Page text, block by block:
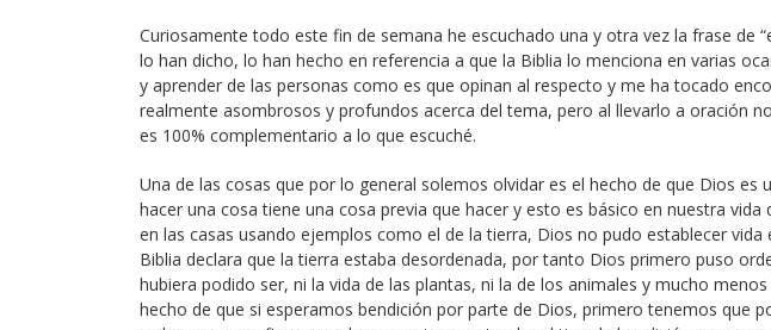
Curiosamente todo este fin de semana he escuchado una y otra vez la frase de
lo han dicho, lo han hecho en referencia a que la Biblia lo menciona en varias
y aprender de las personas como es que opinan al respecto y me ha tocado
realmente asombrosos y profundos acerca del tema, pero al llevarlo a oración
es 100% complementario a lo que escuché.
Una de las cosas que por lo general solemos olvidar es el hecho de que Dios es
hacer una cosa tiene una cosa previa que hacer y esto es básico en nuestra
en las casas usando ejemplos como el de la tierra, Dios no pudo establecer
Biblia declara que la tierra estaba desordenada, por tanto Dios primero puso
hubiera podido ser, ni la vida de las plantas, ni la de los animales y mucho
hecho de que si esperamos bendición por parte de Dios, primero tenemos que